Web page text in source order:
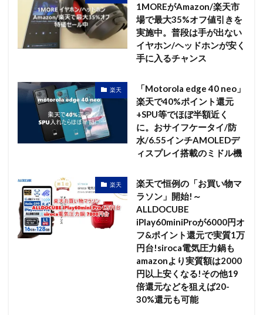
1MOREがAmazon/楽天市
場で最大35%オフ値引きを
実施中。普段は手が出ない
イヤホン/ヘッドホンが安く
手に入るチャンス
楽天
「Motorola edge 40 neo」
楽天で40%ポイント還元
+SPU等でほぼ半額近く
に。おサイフケータイ/防
水/6.55インチAMOLEDデ
ィスプレイ搭載のミドル機
楽天
楽天で恒例の「お買い物マ
ラソン」開始!～
ALLDOCUBE
iPlay60miniProが6000円オ
フ&ポイント還元で実質1万
円台!siroca電気圧力鍋も
amazonより実質額は2000
円以上安くなる!その他19
倍還元などを狙えば20-
30%還元も可能